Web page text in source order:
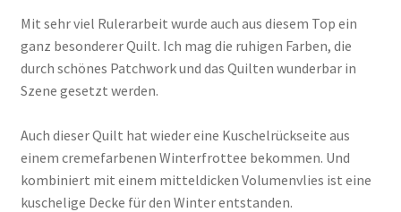
Mit sehr viel Rulerarbeit wurde auch aus diesem Top ein
ganz besonderer Quilt. Ich mag die ruhigen Farben, die
durch schönes Patchwork und das Quilten wunderbar in
Szene gesetzt werden.
Auch dieser Quilt hat wieder eine Kuschelrückseite aus
einem cremefarbenen Winterfrottee bekommen. Und
kombiniert mit einem mitteldicken Volumenvlies ist eine
kuschelige Decke für den Winter entstanden.